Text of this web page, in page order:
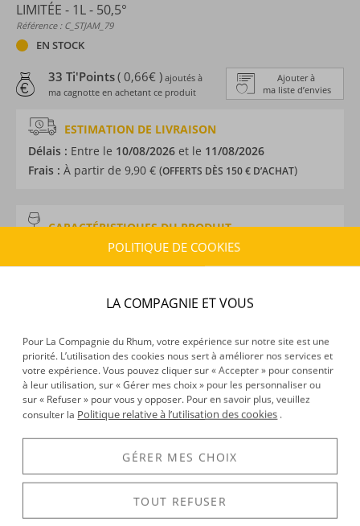
LIMITÉE - 1L - 50,5°
Référence : C_STJAM_79
EN STOCK
Ajouter à
ma liste d’envies
33 Ti'Points( 0,66€ ) ajoutés à
ma cagnotte en achetant ce produit
ESTIMATION DE LIVRAISON
Délais : Entre le 10/08/2026 et le 11/08/2026
Frais : À partir de 9,90 € (OFFERTS DÈS 150 € D’ACHAT)
CARACTÉRISTIQUES DU PRODUIT
Rhum agricole
Provenance :Martinique
Colonne
Degré :50.5°
Médailles :Double médaillé d'Or 2024 aux Caribbean
Rum Awards
Edition :limitée
POLITIQUE DE COOKIES
LA COMPAGNIE ET VOUS
Pour La Compagnie du Rhum, votre expérience sur notre site est une
priorité. L’utilisation des cookies nous sert à améliorer nos services et
votre expérience. Vous pouvez cliquer sur « Accepter » pour consentir
à leur utilisation, sur « Gérer mes choix » pour les personnaliser ou
sur « Refuser » pour vous y opposer. Pour en savoir plus, veuillez
consulter la Politique relative à l’utilisation des cookies .
GÉRER MES CHOIX
TOUT REFUSER